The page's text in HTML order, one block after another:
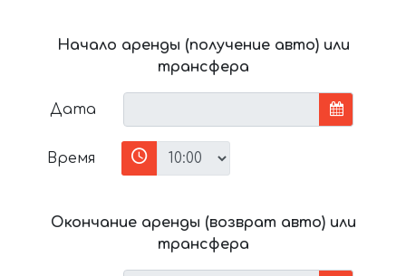
Начало аренды (получение авто) или
трансфера
Дата
Время
Окончание аренды (возврат авто) или
трансфера